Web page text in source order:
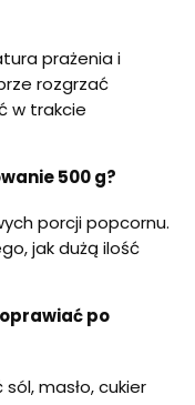
prażenia i
rozgrzać
w trakcie
500 g?
porcji popcornu.
jak dużą ilość
po
masło, cukier